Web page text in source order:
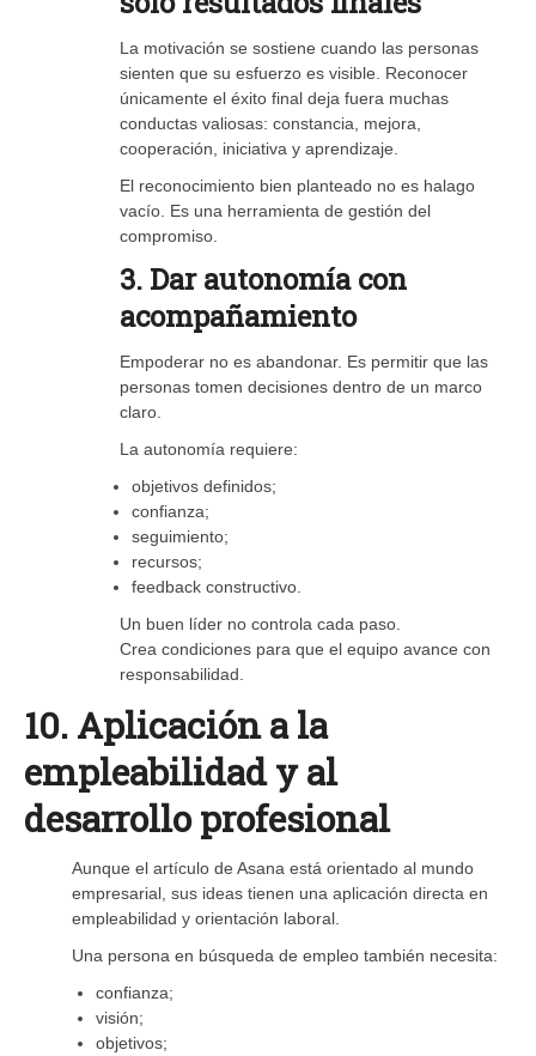
La motivación se sostiene cuando las personas
sienten que su esfuerzo es visible. Reconocer
únicamente el éxito final deja fuera muchas
conductas valiosas: constancia, mejora,
cooperación, iniciativa y aprendizaje.
El reconocimiento bien planteado no es halago
vacío. Es una herramienta de gestión del
compromiso.
3. Dar autonomía con
acompañamiento
Empoderar no es abandonar. Es permitir que las
personas tomen decisiones dentro de un marco
claro.
La autonomía requiere:
objetivos definidos;
confianza;
seguimiento;
recursos;
feedback constructivo.
Un buen líder no controla cada paso.
Crea condiciones para que el equipo avance con
responsabilidad.
10. Aplicación a la
empleabilidad y al
desarrollo profesional
Aunque el artículo de Asana está orientado al mundo
empresarial, sus ideas tienen una aplicación directa en
empleabilidad y orientación laboral.
Una persona en búsqueda de empleo también necesita:
confianza;
visión;
objetivos;